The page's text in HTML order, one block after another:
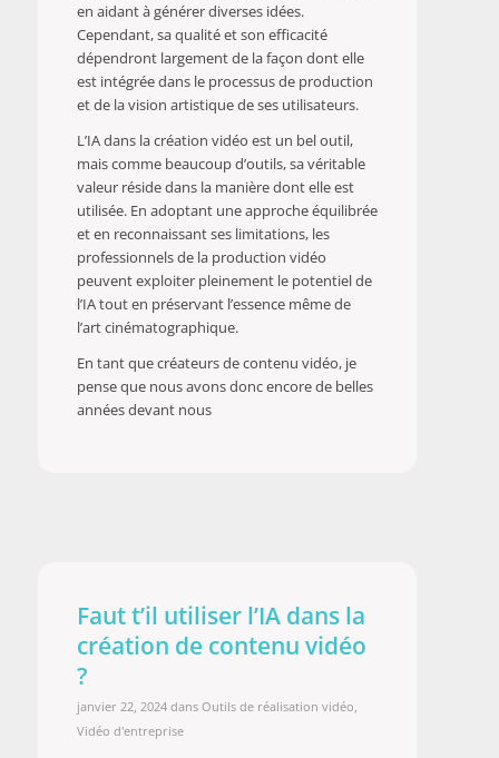
en aidant à générer diverses idées.
Cependant, sa qualité et son efficacité
dépendront largement de la façon dont elle
est intégrée dans le processus de production
et de la vision artistique de ses utilisateurs.
L’IA dans la création vidéo est un bel outil,
mais comme beaucoup d’outils, sa véritable
valeur réside dans la manière dont elle est
utilisée. En adoptant une approche équilibrée
et en reconnaissant ses limitations, les
professionnels de la production vidéo
peuvent exploiter pleinement le potentiel de
l’IA tout en préservant l’essence même de
l’art cinématographique.
En tant que créateurs de contenu vidéo, je
pense que nous avons donc encore de belles
années devant nous
Faut t’il utiliser l’IA dans la
création de contenu vidéo
?
janvier 22, 2024 dans Outils de réalisation vidéo,
Vidéo d'entreprise